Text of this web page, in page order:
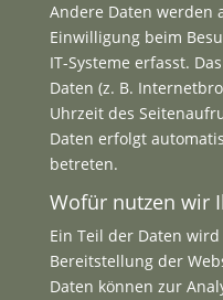
Andere Daten werden
Einwilligung beim
IT-Systeme erfasst.
Daten (z. B.
Uhrzeit des
Daten erfolgt
betreten.
Wofür nutzen wir
Ein Teil der Daten
Bereitstellung der
Daten können zur